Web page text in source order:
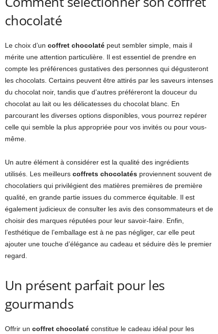
chocolaté
Le choix d’un coffret chocolaté peut sembler simple, mais il
mérite une attention particulière. Il est essentiel de prendre en
compte les préférences gustatives des personnes qui dégusteront
les chocolats. Certains peuvent être attirés par les saveurs intenses
du chocolat noir, tandis que d’autres préféreront la douceur du
chocolat au lait ou les délicatesses du chocolat blanc. En
parcourant les diverses options disponibles, vous pourrez repérer
celle qui semble la plus appropriée pour vos invités ou pour vous-
même.
Un autre élément à considérer est la qualité des ingrédients
utilisés. Les meilleurs coffrets chocolatés proviennent souvent de
chocolatiers qui privilégient des matières premières de première
qualité, en grande partie issues du commerce équitable. Il est
également judicieux de consulter les avis des consommateurs et de
choisir des marques réputées pour leur savoir-faire. Enfin,
l’esthétique de l’emballage est à ne pas négliger, car elle peut
ajouter une touche d’élégance au cadeau et séduire dès le premier
regard.
Un présent parfait pour les
gourmands
Offrir un coffret chocolaté constitue le cadeau idéal pour les